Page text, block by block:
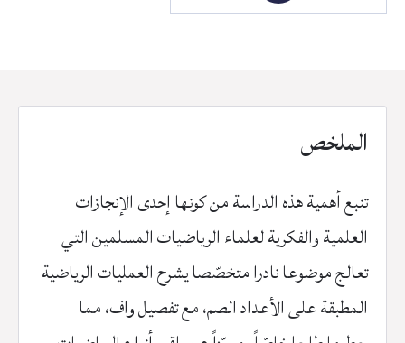
الملخص
تنبع أهمية هذه الدراسة من كونها إحدى الإنجازات
العلمية والفكرية لعلماء الرياضيات المسلمين التي
تعالج موضوعا نادرا متخصّصا يشرح العمليات الرياضية
المطبقة على الأعداد الصم، مع تفصيل واف، مما